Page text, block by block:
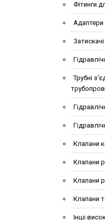
Фітинги
Адаптери
Трубні
Клапани
Клапани
Клапани
Клапани
Інші